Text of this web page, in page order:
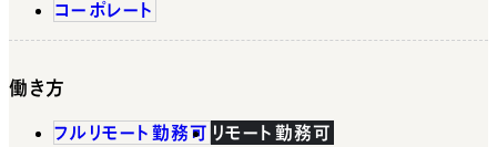
コーポレート
働き方
フルリモート勤務可 リモート勤務可